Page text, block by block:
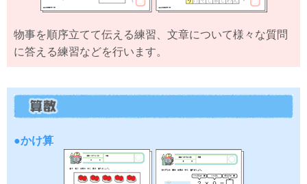
物事を順序立てて伝える練習、文章について様々な質問
に答える練習などを行います。
●かけ算